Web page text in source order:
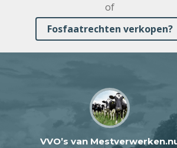
of
Fosfaatrechten verkopen?
VVO’s van